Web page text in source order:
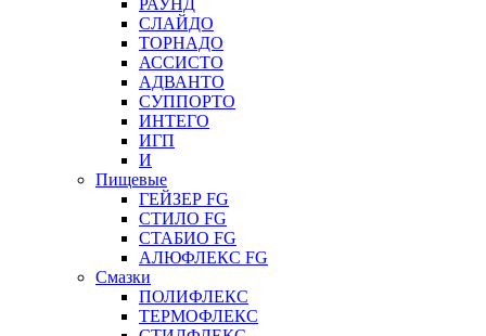
РАУНД
СЛАЙДО
ТОРНАДО
АССИСТО
АДВАНТО
СУППОРТО
ИНТЕГО
ИГП
И
Пищевые
ГЕЙЗЕР FG
СТИЛО FG
СТАБИО FG
АЛЮФЛЕКС FG
Смазки
ПОЛИФЛЕКС
ТЕРМОФЛЕКС